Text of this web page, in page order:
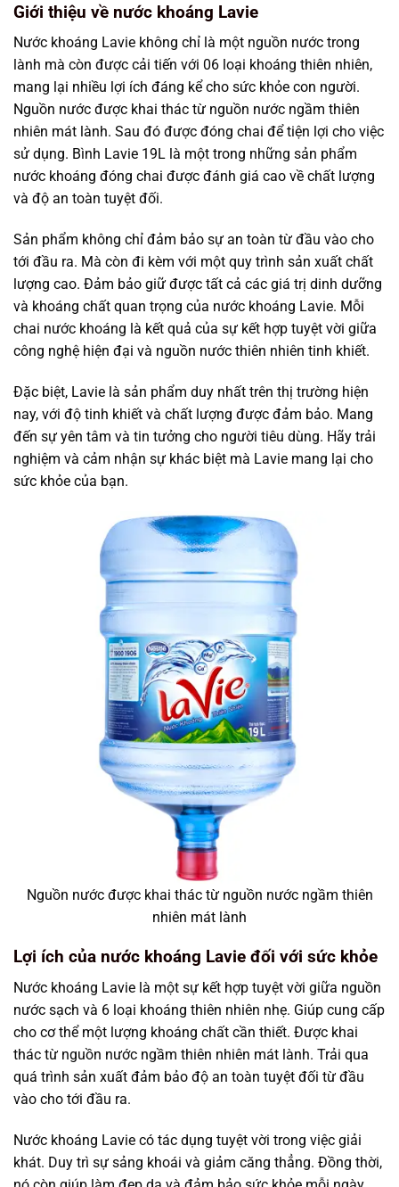
Giới thiệu về nước khoáng Lavie
Nước khoáng Lavie không chỉ là một nguồn nước trong
lành mà còn được cải tiến với 06 loại khoáng thiên nhiên,
mang lại nhiều lợi ích đáng kể cho sức khỏe con người.
Nguồn nước được khai thác từ nguồn nước ngầm thiên
nhiên mát lành. Sau đó được đóng chai để tiện lợi cho việc
sử dụng. Bình Lavie 19L là một trong những sản phẩm
nước khoáng đóng chai được đánh giá cao về chất lượng
và độ an toàn tuyệt đối.
Sản phẩm không chỉ đảm bảo sự an toàn từ đầu vào cho
tới đầu ra. Mà còn đi kèm với một quy trình sản xuất chất
lượng cao. Đảm bảo giữ được tất cả các giá trị dinh dưỡng
và khoáng chất quan trọng của nước khoáng Lavie. Mỗi
chai nước khoáng là kết quả của sự kết hợp tuyệt vời giữa
công nghệ hiện đại và nguồn nước thiên nhiên tinh khiết.
Đặc biệt, Lavie là sản phẩm duy nhất trên thị trường hiện
nay, với độ tinh khiết và chất lượng được đảm bảo. Mang
đến sự yên tâm và tin tưởng cho người tiêu dùng. Hãy trải
nghiệm và cảm nhận sự khác biệt mà Lavie mang lại cho
sức khỏe của bạn.
Nguồn nước được khai thác từ nguồn nước ngầm thiên
nhiên mát lành
Lợi ích của nước khoáng Lavie đối với sức khỏe
Nước khoáng Lavie là một sự kết hợp tuyệt vời giữa nguồn
nước sạch và 6 loại khoáng thiên nhiên nhẹ. Giúp cung cấp
cho cơ thể một lượng khoáng chất cần thiết. Được khai
thác từ nguồn nước ngầm thiên nhiên mát lành. Trải qua
quá trình sản xuất đảm bảo độ an toàn tuyệt đối từ đầu
vào cho tới đầu ra.
Nước khoáng Lavie có tác dụng tuyệt vời trong việc giải
khát. Duy trì sự sảng khoái và giảm căng thẳng. Đồng thời,